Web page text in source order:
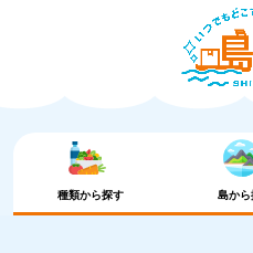
種類から探す 島から